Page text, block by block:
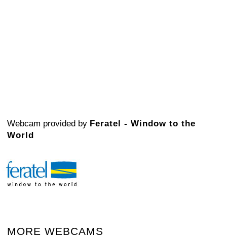
Webcam provided by Feratel - Window to the
World
MORE WEBCAMS